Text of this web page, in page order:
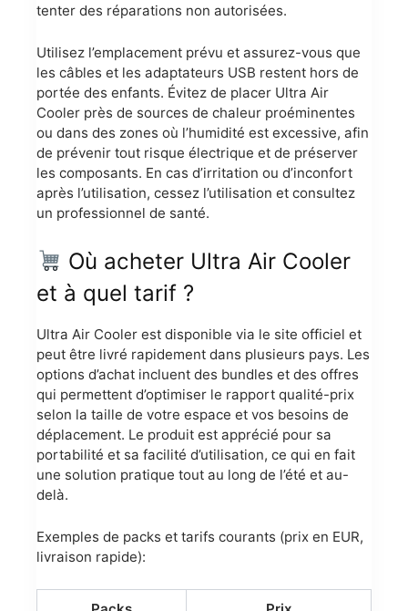
tenter des réparations non autorisées.
Utilisez l’emplacement prévu et assurez-vous que
les câbles et les adaptateurs USB restent hors de
portée des enfants. Évitez de placer Ultra Air
Cooler près de sources de chaleur proéminentes
ou dans des zones où l’humidité est excessive, afin
de prévenir tout risque électrique et de préserver
les composants. En cas d’irritation ou d’inconfort
après l’utilisation, cessez l’utilisation et consultez
un professionnel de santé.
Où acheter Ultra Air Cooler
et à quel tarif ?
Ultra Air Cooler est disponible via le site officiel et
peut être livré rapidement dans plusieurs pays. Les
options d’achat incluent des bundles et des offres
qui permettent d’optimiser le rapport qualité-prix
selon la taille de votre espace et vos besoins de
déplacement. Le produit est apprécié pour sa
portabilité et sa facilité d’utilisation, ce qui en fait
une solution pratique tout au long de l’été et au-
delà.
Exemples de packs et tarifs courants (prix en EUR,
livraison rapide):